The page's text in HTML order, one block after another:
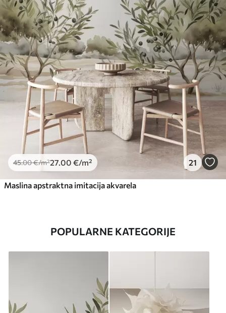
45.00€/m²27 .00 €/m² 21
Maslina apstraktna imitacija akvarela
POPULARNE KATEGORIJE